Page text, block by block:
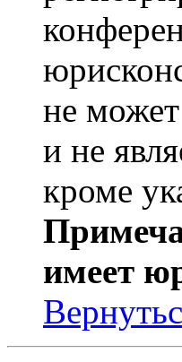
не
и не
кроме
имеет